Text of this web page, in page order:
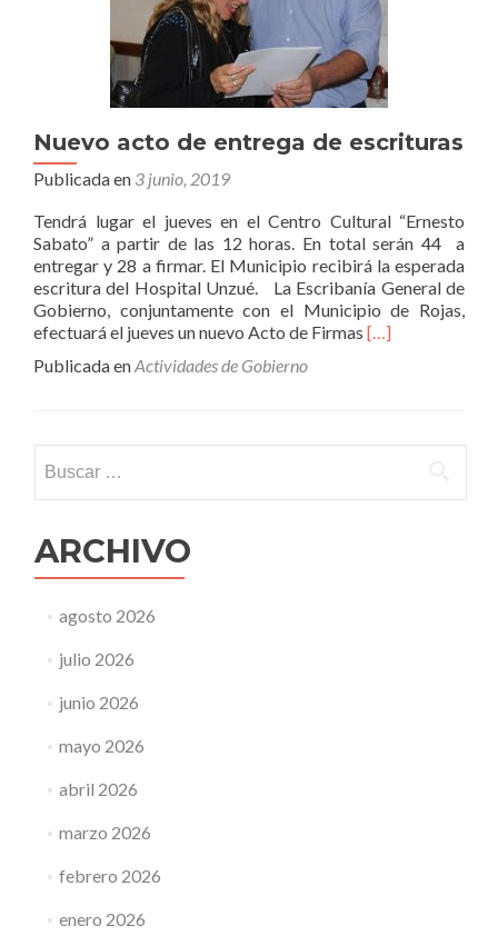
Nuevo acto de entrega de escrituras
Publicada en 3 junio, 2019
Tendrá lugar el jueves en el Centro Cultural “Ernesto
Sabato” a partir de las 12 horas. En total serán 44 a
entregar y 28 a firmar. El Municipio recibirá la esperada
escritura del Hospital Unzué. La Escribanía General de
Gobierno, conjuntamente con el Municipio de Rojas,
efectuará el jueves un nuevo Acto de Firmas Leer
de
[…]
Publicada enActividades de Gobierno
ARCHIVO
agosto 2026
julio 2026
junio 2026
mayo 2026
abril 2026
marzo 2026
febrero 2026
enero 2026